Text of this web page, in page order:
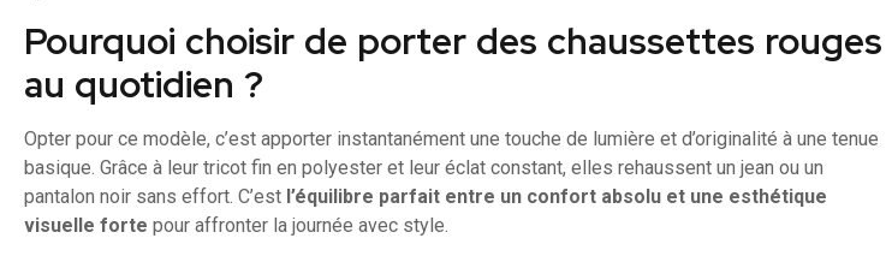
Pourquoi choisir de porter des chaussettes rouges
au quotidien ?
Opter pour ce modèle, c’est apporter instantanément une touche de lumière et d’originalité à une tenue
basique. Grâce à leur tricot fin en polyester et leur éclat constant, elles rehaussent un jean ou un
pantalon noir sans effort. C’est l’équilibre parfait entre un confort absolu et une esthétique
visuelle forte pour affronter la journée avec style.